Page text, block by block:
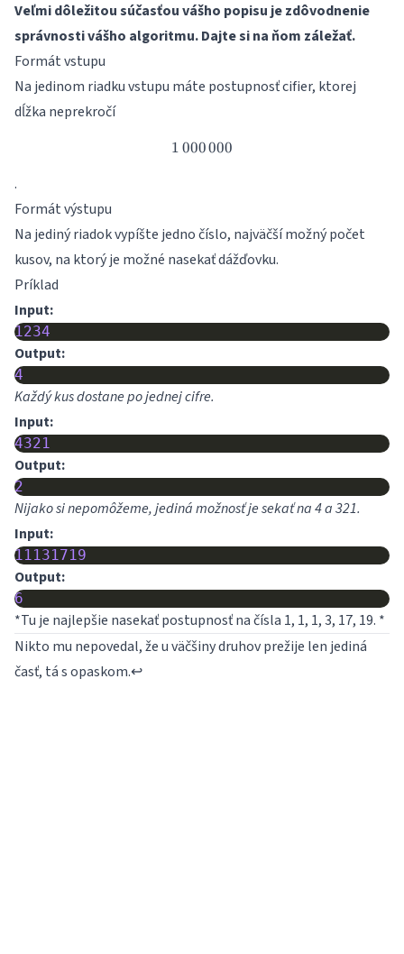
Veľmi dôležitou súčasťou vášho popisu je zdôvodnenie
správnosti vášho algoritmu. Dajte si na ňom záležať.
Formát vstupu
Na jedinom riadku vstupu máte postupnosť cifier, ktorej
dĺžka neprekročí
1\,000\,000
1 000000
.
Formát výstupu
Na jediný riadok vypíšte jedno číslo, najväčší možný počet
kusov, na ktorý je možné nasekať dážďovku.
Príklad
Input:
1234
Output:
4
Každý kus dostane po jednej cifre.
Input:
4321
Output:
2
Nijako si nepomôžeme, jediná možnosť je sekať na 4 a 321.
Input:
11131719
Output:
6
*Tu je najlepšie nasekať postupnosť na čísla 1, 1, 1, 3, 17, 19. *
Nikto mu nepovedal, že u väčšiny druhov prežije len jediná
časť, tá s opaskom.↩